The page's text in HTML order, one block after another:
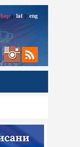
ћир|lat| eng